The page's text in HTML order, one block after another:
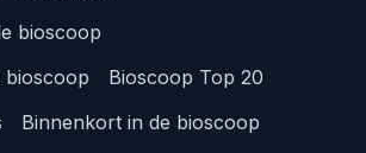
bioscoop
bioscoop
Bioscoop Top 20
Binnenkort in de bioscoop